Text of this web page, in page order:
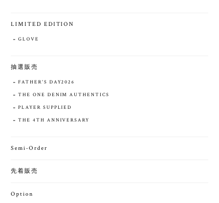
LIMITED EDITION
GLOVE
抽選販売
FATHER'S DAY2026
THE ONE DENIM AUTHENTICS
PLAYER SUPPLIED
THE 4TH ANNIVERSARY
Semi-Order
先着販売
Option